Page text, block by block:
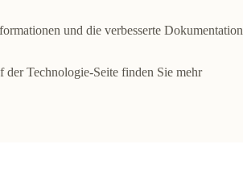
und die verbesserte Dokumentation
der Technologie-Seite finden Sie mehr